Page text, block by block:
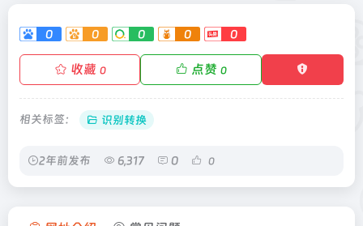
0 0 0 0 0
收藏 0 点赞 0
相关标签： 识别转换
2年前发布 6,317 0 0